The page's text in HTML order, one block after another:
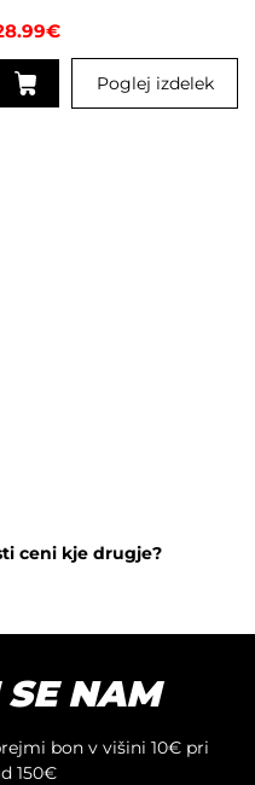
€
Poglej izdelek
ceni kje drugje?
NAM
bon v višini 10€ pri
150€